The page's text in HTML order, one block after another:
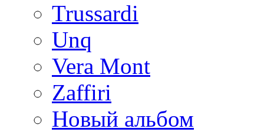
Trussardi
Unq
Vera Mont
Zaffiri
Новый альбом